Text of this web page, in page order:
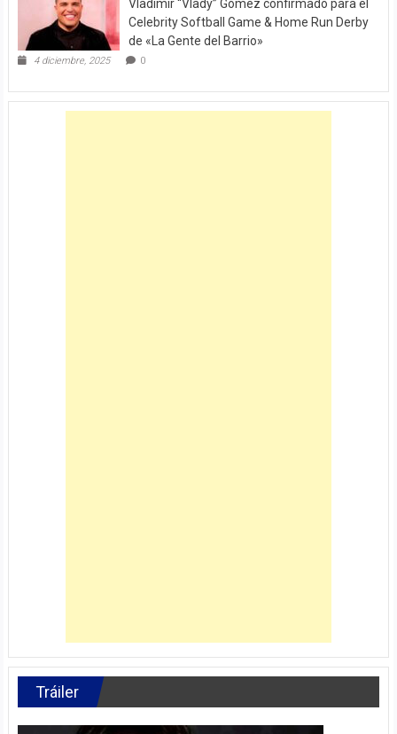
Vladimir “Vlady” Gómez confirmado para el
Celebrity Softball Game & Home Run Derby
de «La Gente del Barrio»
4 diciembre, 2025 0
Tráiler